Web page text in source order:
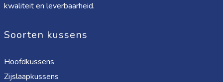
kwaliteit en leverbaarheid.
Soorten kussens
Hoofdkussens
Zijslaapkussens